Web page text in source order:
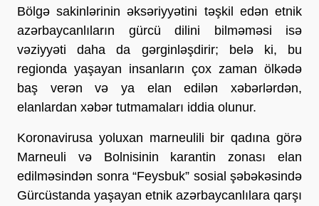
Bölgə sakinlərinin əksəriyyətini təşkil edən etnik
azərbaycanlıların gürcü dilini bilməməsi isə
vəziyyəti daha da gərginləşdirir; belə ki, bu
regionda yaşayan insanların çox zaman ölkədə
baş verən və ya elan edilən xəbərlərdən,
elanlardan xəbər tutmamaları iddia olunur.
Koronavirusa yoluxan marneulili bir qadına görə
Marneuli və Bolnisinin karantin zonası elan
edilməsindən sonra “Feysbuk” sosial şəbəkəsində
Gürcüstanda yaşayan etnik azərbaycanlılara qarşı